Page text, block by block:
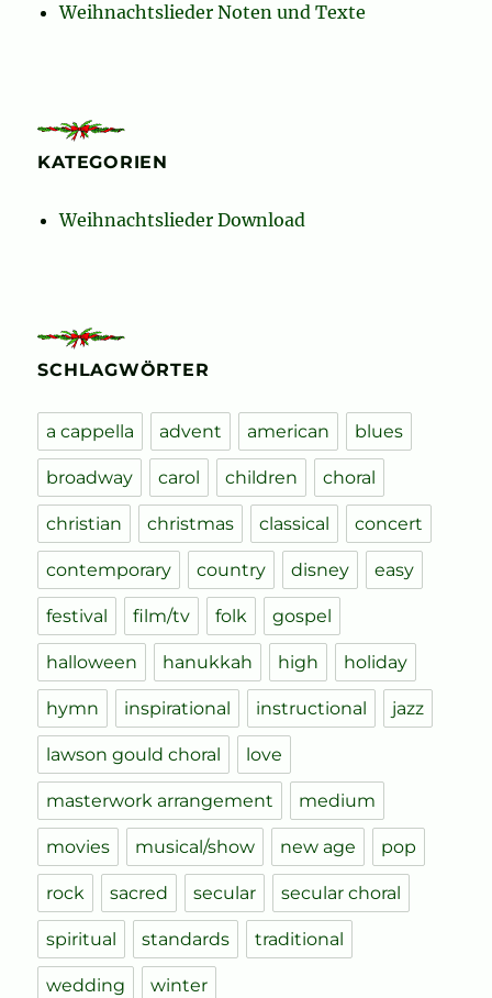
Weihnachtslieder Noten und Texte
KATEGORIEN
Weihnachtslieder Download
SCHLAGWÖRTER
a cappella advent american blues
broadway carol children choral
christian christmas classical concert
contemporary country disney easy
festival film/tv folk gospel
halloween hanukkah high holiday
hymn inspirational instructional jazz
lawson gould choral love
masterwork arrangement medium
movies musical/show new age pop
rock sacred secular secular choral
spiritual standards traditional
wedding winter